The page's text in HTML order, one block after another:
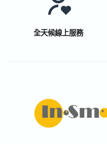
全天候線上服務